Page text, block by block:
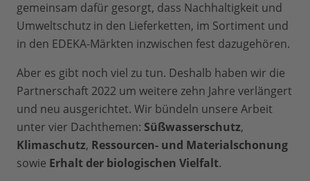
gemeinsam dafür gesorgt, dass Nachhaltigkeit und
Umweltschutz in den Lieferketten, im Sortiment und
in den EDEKA-Märkten inzwischen fest dazugehören.
Aber es gibt noch viel zu tun. Deshalb haben wir die
Partnerschaft 2022 um weitere zehn Jahre verlängert
und neu ausgerichtet. Wir bündeln unsere Arbeit
unter vier Dachthemen: Süßwasserschutz,
Klimaschutz, Ressourcen- und Materialschonung
sowie Erhalt der biologischen Vielfalt.